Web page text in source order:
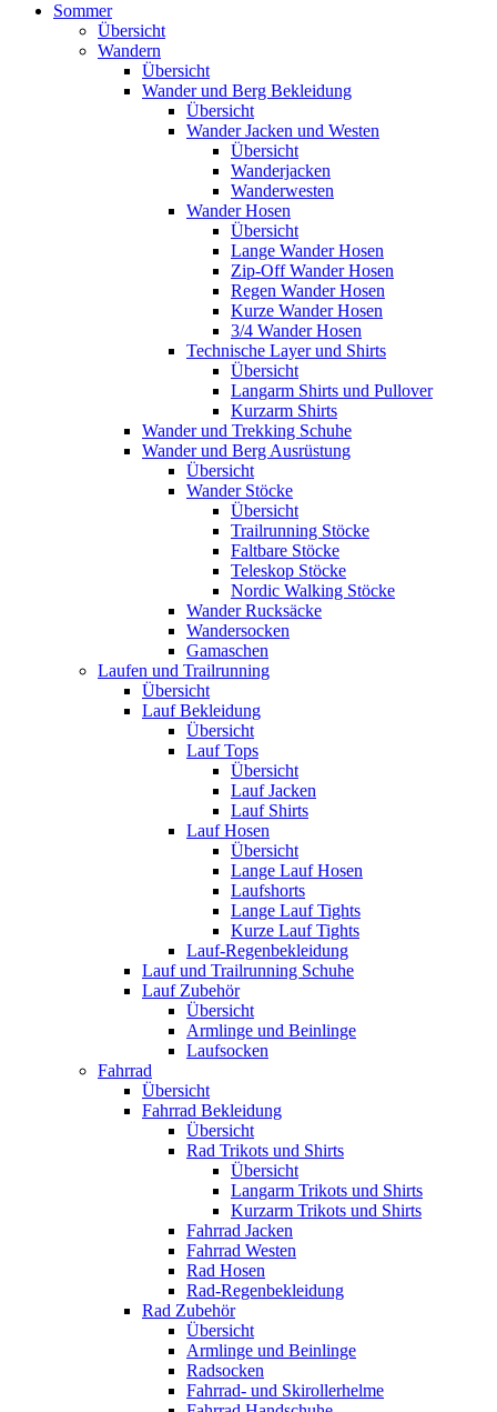
Sommer
Übersicht
Wandern
Übersicht
Wander und Berg Bekleidung
Übersicht
Wander Jacken und Westen
Übersicht
Wanderjacken
Wanderwesten
Wander Hosen
Übersicht
Lange Wander Hosen
Zip-Off Wander Hosen
Regen Wander Hosen
Kurze Wander Hosen
3/4 Wander Hosen
Technische Layer und Shirts
Übersicht
Langarm Shirts und Pullover
Kurzarm Shirts
Wander und Trekking Schuhe
Wander und Berg Ausrüstung
Übersicht
Wander Stöcke
Übersicht
Trailrunning Stöcke
Faltbare Stöcke
Teleskop Stöcke
Nordic Walking Stöcke
Wander Rucksäcke
Wandersocken
Gamaschen
Laufen und Trailrunning
Übersicht
Lauf Bekleidung
Übersicht
Lauf Tops
Übersicht
Lauf Jacken
Lauf Shirts
Lauf Hosen
Übersicht
Lange Lauf Hosen
Laufshorts
Lange Lauf Tights
Kurze Lauf Tights
Lauf-Regenbekleidung
Lauf und Trailrunning Schuhe
Lauf Zubehör
Übersicht
Armlinge und Beinlinge
Laufsocken
Fahrrad
Übersicht
Fahrrad Bekleidung
Übersicht
Rad Trikots und Shirts
Übersicht
Langarm Trikots und Shirts
Kurzarm Trikots und Shirts
Fahrrad Jacken
Fahrrad Westen
Rad Hosen
Rad-Regenbekleidung
Rad Zubehör
Übersicht
Armlinge und Beinlinge
Radsocken
Fahrrad- und Skirollerhelme